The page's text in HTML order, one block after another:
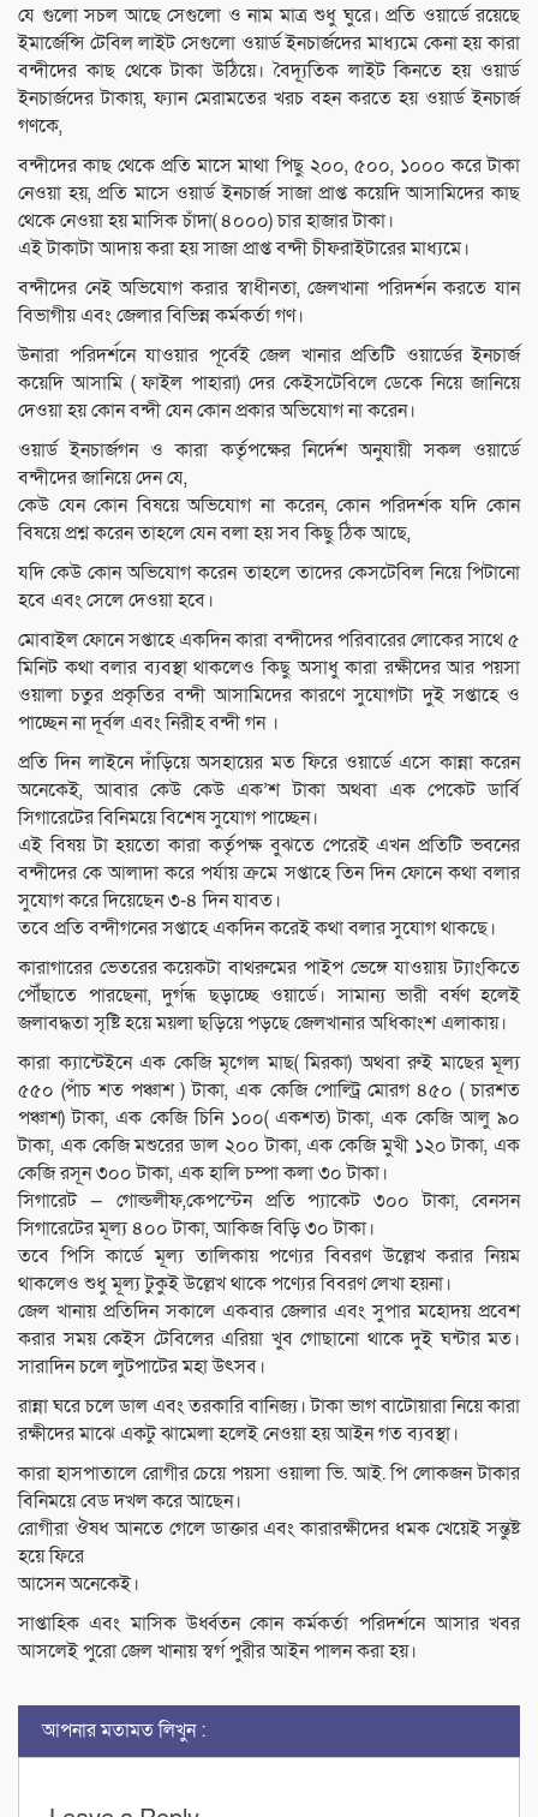
যে গুলো সচল আছে সেগুলো ও নাম মাত্র শুধু ঘুরে। প্রতি ওয়ার্ডে রয়েছে
ইমার্জেন্সি টেবিল লাইট সেগুলো ওয়ার্ড ইনচার্জদের মাধ্যমে কেনা হয় কারা
বন্দীদের কাছ থেকে টাকা উঠিয়ে। বৈদ্যূতিক লাইট কিনতে হয় ওয়ার্ড
ইনচার্জদের টাকায়, ফ্যান মেরামতের খরচ বহন করতে হয় ওয়ার্ড ইনচার্জ
গণকে,
বন্দীদের কাছ থেকে প্রতি মাসে মাথা পিছু ২০০, ৫০০, ১০০০ করে টাকা
নেওয়া হয়, প্রতি মাসে ওয়ার্ড ইনচার্জ সাজা প্রাপ্ত কয়েদি আসামিদের কাছ
থেকে নেওয়া হয় মাসিক চাঁদা( ৪০০০) চার হাজার টাকা।
এই টাকাটা আদায় করা হয় সাজা প্রাপ্ত বন্দী চীফরাইটারের মাধ্যমে।
বন্দীদের নেই অভিযোগ করার স্বাধীনতা, জেলখানা পরিদর্শন করতে যান
বিভাগীয় এবং জেলার বিভিন্ন কর্মকর্তা গণ।
উনারা পরিদর্শনে যাওয়ার পূর্বেই জেল খানার প্রতিটি ওয়ার্ডের ইনচার্জ
কয়েদি আসামি ( ফাইল পাহারা) দের কেইসটেবিলে ডেকে নিয়ে জানিয়ে
দেওয়া হয় কোন বন্দী যেন কোন প্রকার অভিযোগ না করেন।
ওয়ার্ড ইনচার্জগন ও কারা কর্তৃপক্ষের নির্দেশ অনুযায়ী সকল ওয়ার্ডে
বন্দীদের জানিয়ে দেন যে,
কেউ যেন কোন বিষয়ে অভিযোগ না করেন, কোন পরিদর্শক যদি কোন
বিষয়ে প্রশ্ন করেন তাহলে যেন বলা হয় সব কিছু ঠিক আছে,
যদি কেউ কোন অভিযোগ করেন তাহলে তাদের কেসটেবিল নিয়ে পিটানো
হবে এবং সেলে দেওয়া হবে।
মোবাইল ফোনে সপ্তাহে একদিন কারা বন্দীদের পরিবারের লোকের সাথে ৫
মিনিট কথা বলার ব্যবস্থা থাকলেও কিছু অসাধু কারা রক্ষীদের আর পয়সা
ওয়ালা চতুর প্রকৃতির বন্দী আসামিদের কারণে সুযোগটা দুই সপ্তাহে ও
পাচ্ছেন না দূর্বল এবং নিরীহ বন্দী গন ।
প্রতি দিন লাইনে দাঁড়িয়ে অসহায়ের মত ফিরে ওয়ার্ডে এসে কান্না করেন
অনেকেই, আবার কেউ কেউ এক’শ টাকা অথবা এক পেকেট ডার্বি
সিগারেটের বিনিময়ে বিশেষ সুযোগ পাচ্ছেন।
এই বিষয় টা হয়তো কারা কর্তৃপক্ষ বুঝতে পেরেই এখন প্রতিটি ভবনের
বন্দীদের কে আলাদা করে পর্যায় ক্রমে সপ্তাহে তিন দিন ফোনে কথা বলার
সুযোগ করে দিয়েছেন ৩-৪ দিন যাবত।
তবে প্রতি বন্দীগনের সপ্তাহে একদিন করেই কথা বলার সুযোগ থাকছে।
কারাগারের ভেতরের কয়েকটা বাথরুমের পাইপ ভেঙ্গে যাওয়ায় ট্যাংকিতে
পৌঁছাতে পারছেনা, দুর্গন্ধ ছড়াচ্ছে ওয়ার্ডে। সামান্য ভারী বর্ষণ হলেই
জলাবদ্ধতা সৃষ্টি হয়ে ময়লা ছড়িয়ে পড়ছে জেলখানার অধিকাংশ এলাকায়।
কারা ক্যান্টেইনে এক কেজি মৃগেল মাছ( মিরকা) অথবা রুই মাছের মূল্য
৫৫০ (পাঁচ শত পঞ্চাশ ) টাকা, এক কেজি পোল্ট্রি মোরগ ৪৫০ ( চারশত
পঞ্চাশ) টাকা, এক কেজি চিনি ১০০( একশত) টাকা, এক কেজি আলু ৯০
টাকা, এক কেজি মশুরের ডাল ২০০ টাকা, এক কেজি মুখী ১২০ টাকা, এক
কেজি রসূন ৩০০ টাকা, এক হালি চম্পা কলা ৩০ টাকা।
সিগারেট — গোল্ডলীফ,কেপস্টেন প্রতি প্যাকেট ৩০০ টাকা, বেনসন
সিগারেটের মূল্য ৪০০ টাকা, আকিজ বিড়ি ৩০ টাকা।
তবে পিসি কার্ডে মূল্য তালিকায় পণ্যের বিবরণ উল্লেখ করার নিয়ম
থাকলেও শুধু মূল্য টুকুই উল্লেখ থাকে পণ্যের বিবরণ লেখা হয়না।
জেল খানায় প্রতিদিন সকালে একবার জেলার এবং সুপার মহোদয় প্রবেশ
করার সময় কেইস টেবিলের এরিয়া খুব গোছানো থাকে দুই ঘন্টার মত।
সারাদিন চলে লুটপাটের মহা উৎসব।
রান্না ঘরে চলে ডাল এবং তরকারি বানিজ্য। টাকা ভাগ বাটোয়ারা নিয়ে কারা
রক্ষীদের মাঝে একটু ঝামেলা হলেই নেওয়া হয় আইন গত ব্যবস্থা।
কারা হাসপাতালে রোগীর চেয়ে পয়সা ওয়ালা ভি. আই. পি লোকজন টাকার
বিনিময়ে বেড দখল করে আছেন।
রোগীরা ঔষধ আনতে গেলে ডাক্তার এবং কারারক্ষীদের ধমক খেয়েই সন্তুষ্ট
হয়ে ফিরে
আসেন অনেকেই।
সাপ্তাহিক এবং মাসিক উর্ধ্বতন কোন কর্মকর্তা পরিদর্শনে আসার খবর
আসলেই পুরো জেল খানায় স্বর্গ পুরীর আইন পালন করা হয়।
আপনার মতামত লিখুন :